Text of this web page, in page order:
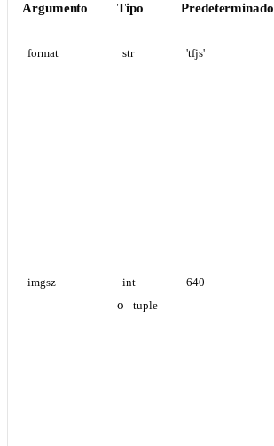
Argumento Tipo Predeterminado
format str 'tfjs'
imgsz int
o tuple
640